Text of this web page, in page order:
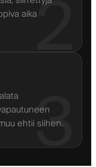
2
aika
3
ehtii siihen.